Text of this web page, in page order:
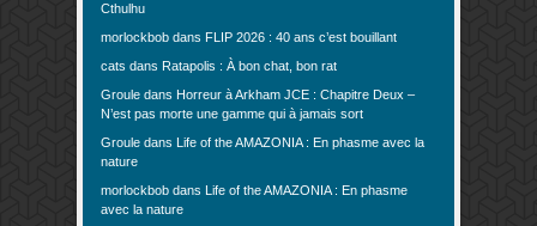
Cthulhu
morlockbob dans FLIP 2026 : 40 ans c’est bouillant
cats dans Ratapolis : À bon chat, bon rat
Groule dans Horreur à Arkham JCE : Chapitre Deux –
N’est pas morte une gamme qui à jamais sort
Groule dans
Life of the AMAZONIA : En phasme avec la
nature
morlockbob dans
Life of the AMAZONIA : En phasme
avec la nature